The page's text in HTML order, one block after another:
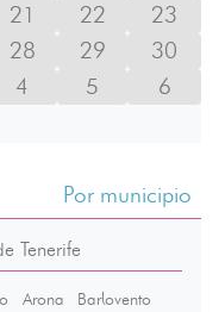
21 22
23
28 29
30
4 5 6
Por municipio
Tenerife
Arona
Barlovento